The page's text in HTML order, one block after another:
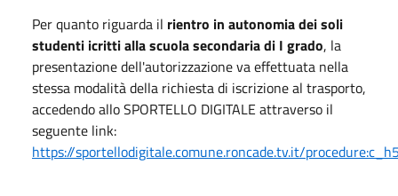
Per quanto riguarda il rientro in autonomia dei soli
studenti icritti alla scuola secondaria di I grado, la
presentazione dell'autorizzazione va effettuata nella
stessa modalità della richiesta di iscrizione al trasporto,
accedendo allo SPORTELLO DIGITALE attraverso il
seguente link:
https://sportellodigitale.comune.roncade.tv.it/